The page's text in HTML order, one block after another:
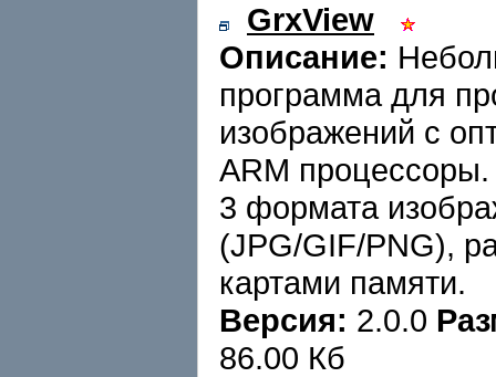
GrxView
Описание:
программа для
изображений с
ARM
3 формата
(JPG/GIF/PNG),
картами памяти.
Версия: 2.0.0
86.00 Кб